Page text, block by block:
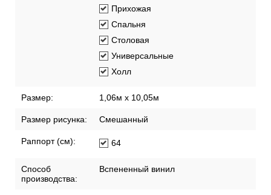
Прихожая
Спальня
Столовая
Универсальные
Холл
Размер: 1,06м х 10,05м
Размер рисунка: Смешанный
Раппорт (см): 64
Способ
производства:
Вспененный винил